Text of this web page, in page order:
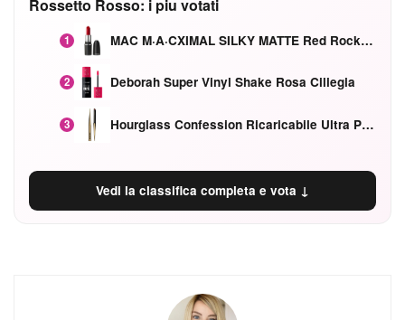
Rossetto Rosso: i piu votati
1 MAC M·A·CXIMAL SILKY MATTE Red Rock mat
2 Deborah Super Vinyl Shake Rosa Ciliegia
3 Hourglass Confession Ricaricabile Ultra Preciso Ad Alta Intensità Secretly Classic Red
Vedi la classifica completa e vota ↓